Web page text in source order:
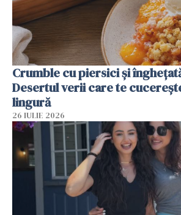
Crumble cu piersici și
Desertul verii care te
lingură
26 IULIE 2026